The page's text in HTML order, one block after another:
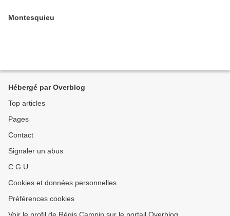
Montesquieu
Hébergé par Overblog
Top articles
Pages
Contact
Signaler un abus
C.G.U.
Cookies et données personnelles
Préférences cookies